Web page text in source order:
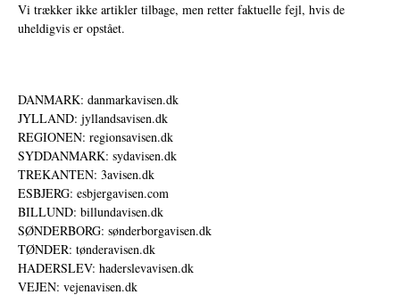
Vi trækker ikke artikler tilbage, men retter faktuelle fejl, hvis de
uheldigvis er opstået.
DANMARK: danmarkavisen.dk
JYLLAND: jyllandsavisen.dk
REGIONEN: regionsavisen.dk
SYDDANMARK: sydavisen.dk
TREKANTEN: 3avisen.dk
ESBJERG: esbjergavisen.com
BILLUND: billundavisen.dk
SØNDERBORG: sønderborgavisen.dk
TØNDER: tønderavisen.dk
HADERSLEV: haderslevavisen.dk
VEJEN: vejenavisen.dk